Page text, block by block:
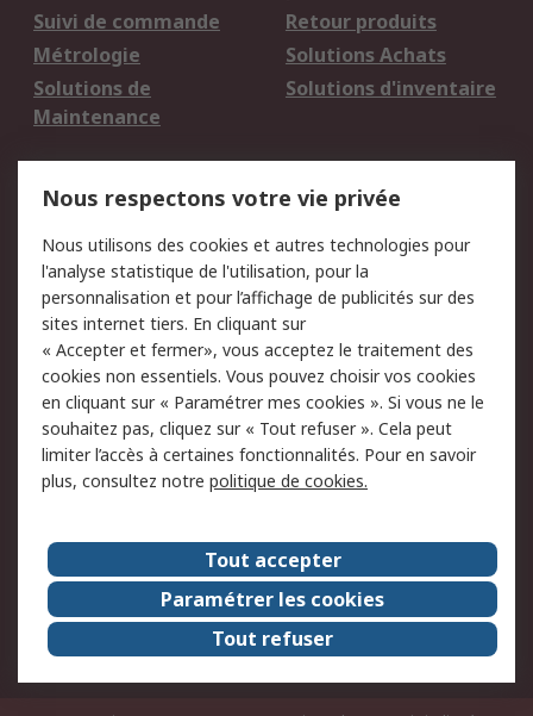
Suivi de commande
Retour produits
Métrologie
Solutions Achats
Solutions de
Maintenance
Solutions d'inventaire
du site
Politique de protection
des données - Mise à
jour
Sécurité des E-mails
Conditions générales
de vente
Politique anti-
corruption
Campagnes marketing
A propos de RS
A propos de RS France
Evénements
Le groupe RS Group Plc
Presse
RS dans le monde
Démarche RSE
RS Particuliers
Nous respectons votre vie privée
Nous utilisons des cookies et autres technologies pour
l'analyse statistique de l'utilisation, pour la
personnalisation et pour l’affichage de publicités sur des
sites internet tiers. En cliquant sur
« Accepter et fermer», vous acceptez le traitement des
cookies non essentiels. Vous pouvez choisir vos cookies
en cliquant sur « Paramétrer mes cookies ». Si vous ne le
souhaitez pas, cliquez sur « Tout refuser ». Cela peut
limiter l’accès à certaines fonctionnalités. Pour en savoir
plus, consultez notre politique de cookies.
Tout accepter
Paramétrer les cookies
Tout refuser